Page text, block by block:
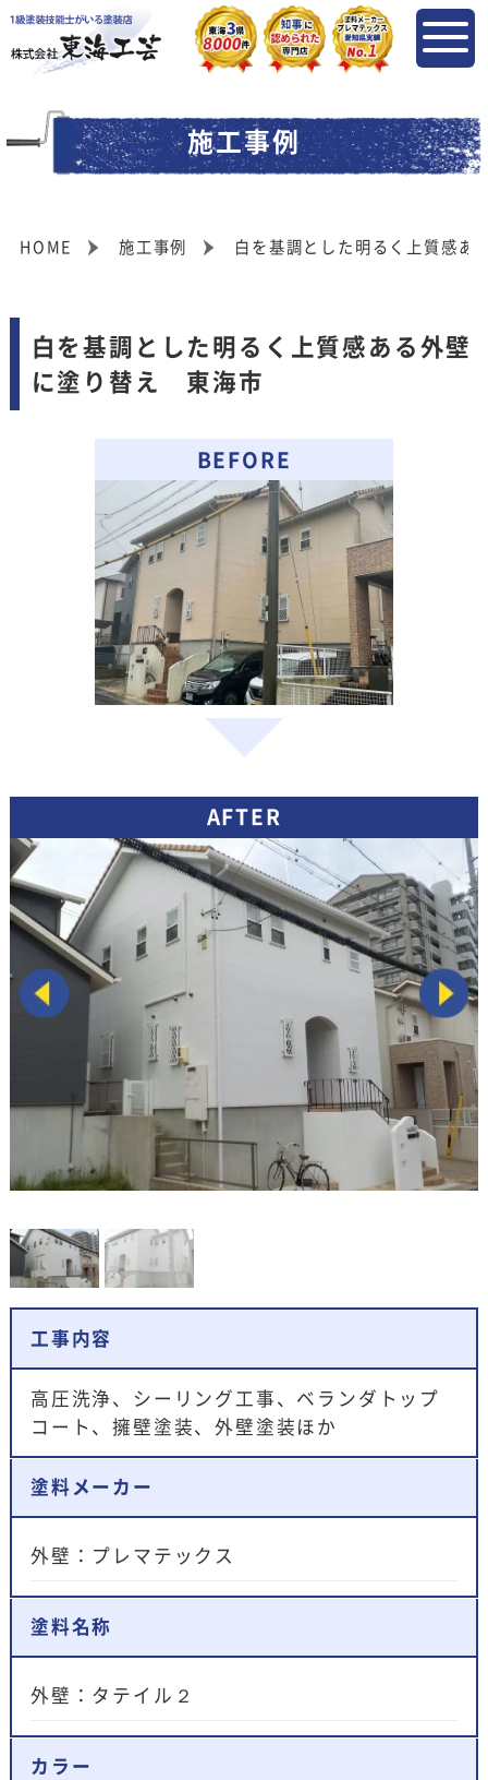
施工事例
HOME 施工事例 白を基調とした明るく上質感
白を基調とした明るく上質感ある外壁
に塗り替え 東海市
BEFORE
AFTER
工事内容
高圧洗浄、シーリング工事、ベランダトップ
コート、擁壁塗装、外壁塗装ほか
塗料メーカー
外壁：プレマテックス
塗料名称
外壁：タテイル２
カラー